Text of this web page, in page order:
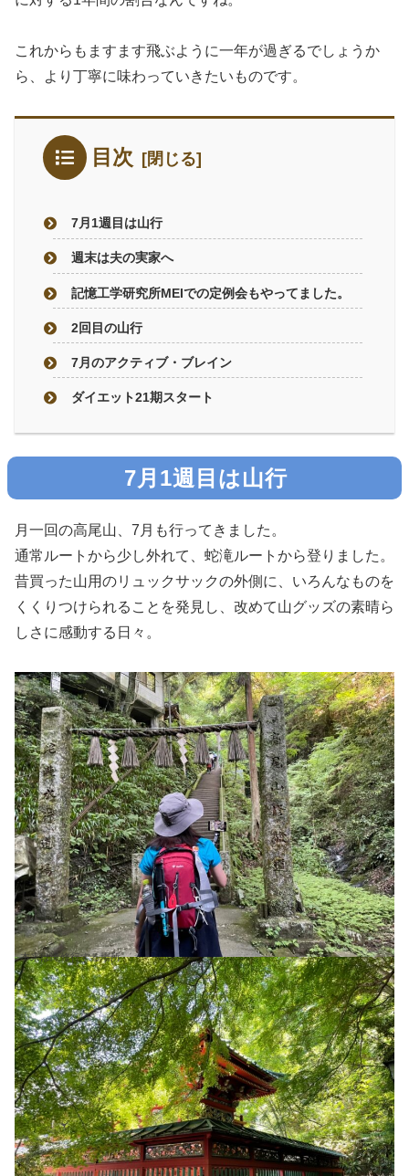
これからもますます飛ぶように一年が過ぎるでしょうか
ら、より丁寧に味わっていきたいものです。
目次
7月1週目は山行
週末は夫の実家へ
記憶工学研究所MEIでの定例会もやってました。
2回目の山行
7月のアクティブ・ブレイン
ダイエット21期スタート
7月1週目は山行
月一回の高尾山、7月も行ってきました。
通常ルートから少し外れて、蛇滝ルートから登りました。
昔買った山用のリュックサックの外側に、いろんなものを
くくりつけられることを発見し、改めて山グッズの素晴ら
しさに感動する日々。
本来は滝修行する場所